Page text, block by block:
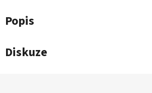
Popis
Diskuze